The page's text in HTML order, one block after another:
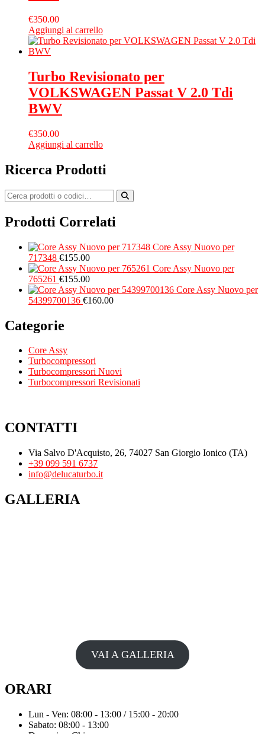
€350.00
Aggiungi al carrello
Turbo Revisionato per
VOLKSWAGEN Passat V 2.0 Tdi
BWV
€350.00
Aggiungi al carrello
Ricerca Prodotti
Prodotti Correlati
Core Assy Nuovo per
717348 €155.00
Core Assy Nuovo per
765261 €155.00
Core Assy Nuovo per
54399700136 €160.00
Categorie
Core Assy
Turbocompressori
Turbocompressori Nuovi
Turbocompressori Revisionati
CONTATTI
Via Salvo D'Acquisto, 26, 74027 San Giorgio Ionico (TA)
+39 099 591 6737
info@delucaturbo.it
GALLERIA
VAI A GALLERIA
ORARI
Lun - Ven: 08:00 - 13:00 / 15:00 - 20:00
Sabato: 08:00 - 13:00